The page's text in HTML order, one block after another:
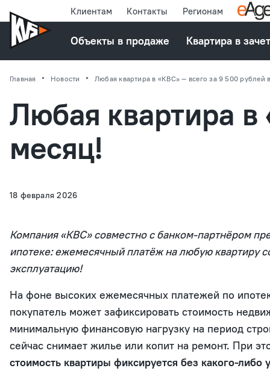
Клиентам Контакты Регионам
Объекты в продаже Квартира в зачет
Главная Новости Любая квартира в «КВС» — всего за 9 500 рублей
Любая квартира в
месяц!
18 февраля 2026
Компания «КВС» совместно с банком-партнёром
ипотеке: ежемесячный платёж на любую квартиру
эксплуатацию!
На фоне высоких ежемесячных платежей по
покупатель может зафиксировать стоимость
минимальную финансовую нагрузку на период
сейчас снимает жилье или копит на ремонт. При
стоимость квартиры фиксируется без какого-либо